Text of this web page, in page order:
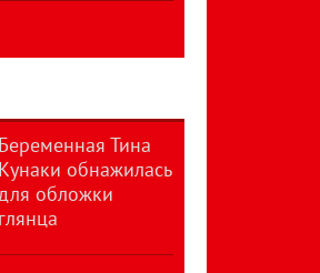
Беременная Тина
Кунаки обнажилась
обложки
глянца